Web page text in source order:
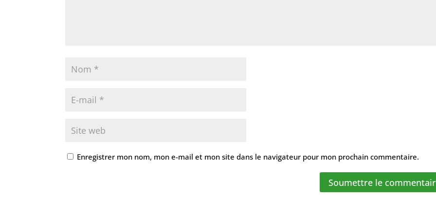
Enregistrer mon nom, mon e-mail et mon site dans le navigateur pour mon prochain commentaire.
Soumettre le